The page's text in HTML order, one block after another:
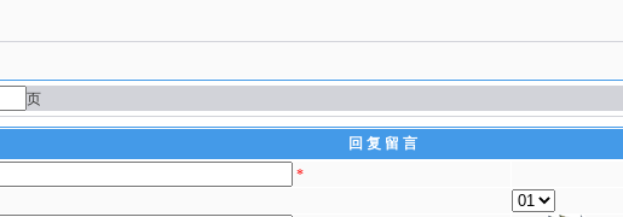
页
回 复 留 言
*